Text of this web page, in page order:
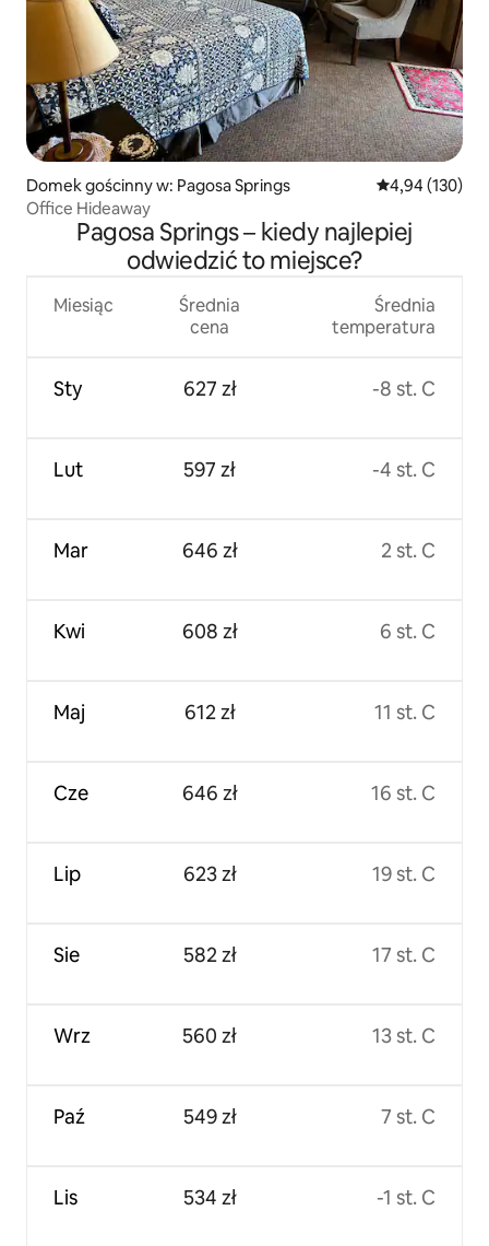
Domek gościnny w: Pagosa Springs Średnia
4,94 (130)
Office Hideaway
Pagosa Springs – kiedy najlepiej
odwiedzić to miejsce?
Miesiąc
Sty
Lut
Mar
Kwi
Maj
Cze
Lip
Sie
Wrz
Paź
Lis
Średnia
cena
627 zł
597 zł
646 zł
608 zł
612 zł
646 zł
623 zł
582 zł
560 zł
549 zł
534 zł
Średnia
temperatura
-8 st. C
-4 st. C
2 st. C
6 st. C
11 st. C
16 st. C
19 st. C
17 st. C
13 st. C
7 st. C
-1 st. C